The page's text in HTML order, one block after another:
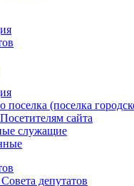
поселка (поселка
сайта
служащие
депутатов